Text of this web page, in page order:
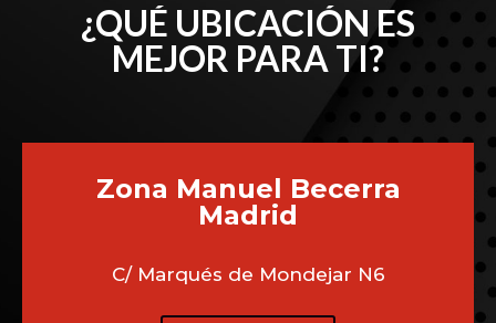
¿QUÉ UBICACIÓN ES
MEJOR PARA TI?
Zona Manuel Becerra
Madrid
C/ Marqués de Mondejar N6